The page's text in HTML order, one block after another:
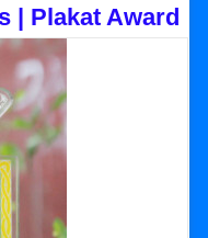
| Plakat Award